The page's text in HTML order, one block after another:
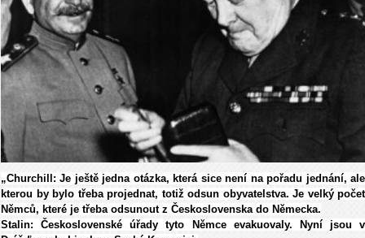
„Churchill: Je ještě jedna otázka, která sice není na pořadu jednání, ale
kterou by bylo třeba projednat, totiž odsun obyvatelstva. Je velký počet
Němců, které je třeba odsunout z Československa do Německa.
Stalin: Československé úřady tyto Němce evakuovaly. Nyní jsou v